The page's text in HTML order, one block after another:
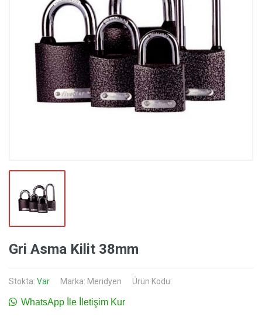
Gri Asma Kilit 38mm
Stokta: Var Marka: Meridyen Ürün Kodu:
WhatsApp İle İletişim Kur